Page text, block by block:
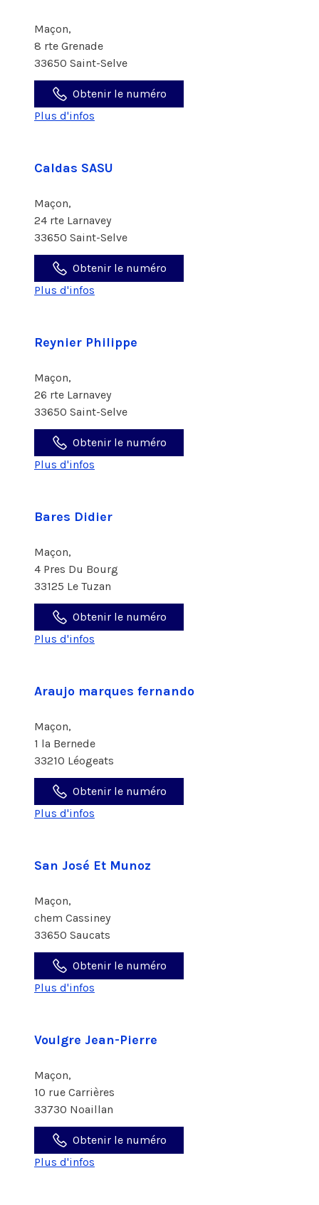
Maçon,
8 rte Grenade
33650 Saint-Selve
Obtenir le numéro
Plus d'infos
Caldas SASU
Maçon,
24 rte Larnavey
33650 Saint-Selve
Obtenir le numéro
Plus d'infos
Reynier Philippe
Maçon,
26 rte Larnavey
33650 Saint-Selve
Obtenir le numéro
Plus d'infos
Bares Didier
Maçon,
4 Pres Du Bourg
33125 Le Tuzan
Obtenir le numéro
Plus d'infos
Araujo marques fernando
Maçon,
1 la Bernede
33210 Léogeats
Obtenir le numéro
Plus d'infos
San José Et Munoz
Maçon,
chem Cassiney
33650 Saucats
Obtenir le numéro
Plus d'infos
Voulgre Jean-Pierre
Maçon,
10 rue Carrières
33730 Noaillan
Obtenir le numéro
Plus d'infos